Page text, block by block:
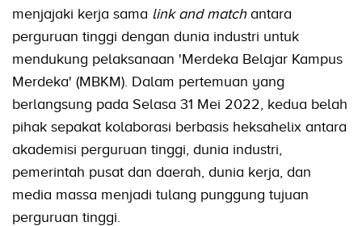
menjajaki kerja sama link and matchantara
perguruan tinggi dengan dunia industri untuk
mendukung pelaksanaan 'Merdeka Belajar Kampus
Merdeka' (MBKM). Dalam pertemuan yang
berlangsung pada Selasa 31 Mei 2022, kedua belah
pihak sepakat kolaborasi berbasis heksahelix antara
akademisi perguruan tinggi, dunia industri,
pemerintah pusat dan daerah, dunia kerja, dan
media massa menjadi tulang punggung tujuan
perguruan tinggi.